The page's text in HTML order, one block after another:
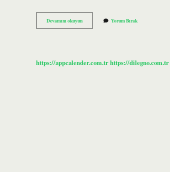
Devamını okuyunMeddi
Muttasıl
Yorum Bırak
https://appcalender.com.trhttps://dilegno.com.tr